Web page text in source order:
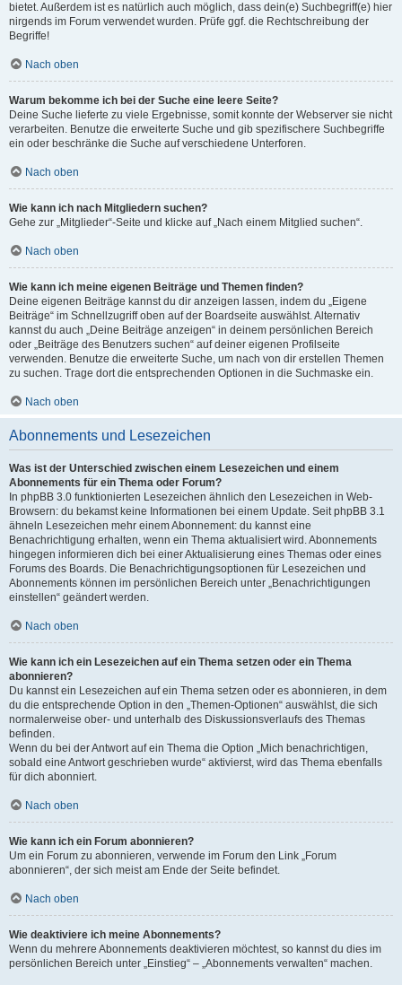
bietet. Außerdem ist es natürlich auch möglich, dass dein(e) Suchbegriff(e) hier
nirgends im Forum verwendet wurden. Prüfe ggf. die Rechtschreibung der
Begriffe!
Nach oben
Warum bekomme ich bei der Suche eine leere Seite?
Deine Suche lieferte zu viele Ergebnisse, somit konnte der Webserver sie nicht
verarbeiten. Benutze die erweiterte Suche und gib spezifischere Suchbegriffe
ein oder beschränke die Suche auf verschiedene Unterforen.
Nach oben
Wie kann ich nach Mitgliedern suchen?
Gehe zur „Mitglieder“-Seite und klicke auf „Nach einem Mitglied suchen“.
Nach oben
Wie kann ich meine eigenen Beiträge und Themen finden?
Deine eigenen Beiträge kannst du dir anzeigen lassen, indem du „Eigene
Beiträge“ im Schnellzugriff oben auf der Boardseite auswählst. Alternativ
kannst du auch „Deine Beiträge anzeigen“ in deinem persönlichen Bereich
oder „Beiträge des Benutzers suchen“ auf deiner eigenen Profilseite
verwenden. Benutze die erweiterte Suche, um nach von dir erstellen Themen
zu suchen. Trage dort die entsprechenden Optionen in die Suchmaske ein.
Nach oben
Abonnements und Lesezeichen
Was ist der Unterschied zwischen einem Lesezeichen und einem
Abonnements für ein Thema oder Forum?
In phpBB 3.0 funktionierten Lesezeichen ähnlich den Lesezeichen in Web-
Browsern: du bekamst keine Informationen bei einem Update. Seit phpBB 3.1
ähneln Lesezeichen mehr einem Abonnement: du kannst eine
Benachrichtigung erhalten, wenn ein Thema aktualisiert wird. Abonnements
hingegen informieren dich bei einer Aktualisierung eines Themas oder eines
Forums des Boards. Die Benachrichtigungsoptionen für Lesezeichen und
Abonnements können im persönlichen Bereich unter „Benachrichtigungen
einstellen“ geändert werden.
Nach oben
Wie kann ich ein Lesezeichen auf ein Thema setzen oder ein Thema
abonnieren?
Du kannst ein Lesezeichen auf ein Thema setzen oder es abonnieren, in dem
du die entsprechende Option in den „Themen-Optionen“ auswählst, die sich
normalerweise ober- und unterhalb des Diskussionsverlaufs des Themas
befinden.
Wenn du bei der Antwort auf ein Thema die Option „Mich benachrichtigen,
sobald eine Antwort geschrieben wurde“ aktivierst, wird das Thema ebenfalls
für dich abonniert.
Nach oben
Wie kann ich ein Forum abonnieren?
Um ein Forum zu abonnieren, verwende im Forum den Link „Forum
abonnieren“, der sich meist am Ende der Seite befindet.
Nach oben
Wie deaktiviere ich meine Abonnements?
Wenn du mehrere Abonnements deaktivieren möchtest, so kannst du dies im
persönlichen Bereich unter „Einstieg“ – „Abonnements verwalten“ machen.